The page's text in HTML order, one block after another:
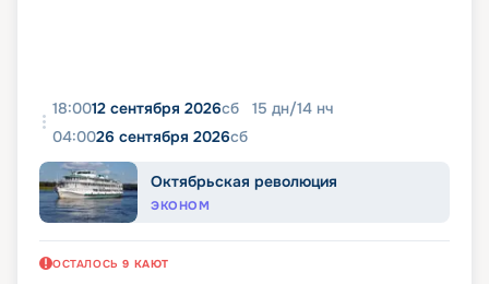
18:0012 сентября 2026сб 15 дн/14 нч
04:0026 сентября 2026сб
Октябрьская революция
ЭКОНОМ
ОСТАЛОСЬ 9 КАЮТ